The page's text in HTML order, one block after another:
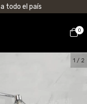
todo el país
0
1 / 2